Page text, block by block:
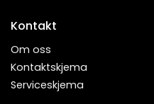
Kontakt
Om oss
Kontaktskjema
Serviceskjema